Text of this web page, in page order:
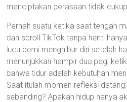
menciptakan perasaan tidak
Pernah suatu ketika saat tengah
dan scroll TikTok tanpa henti
lucu demi menghibur diri setelah
menunjukkan hampir dua pagi
bahwa tidur adalah kebutuhan
Saat itulah momen refleksi
sebanding? Apakah hidup hanya